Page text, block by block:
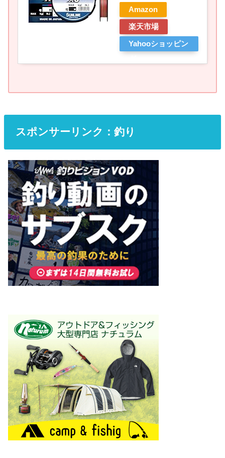
Amazon
楽天市場
Yahooショッピン
スポンサーリンク：釣り